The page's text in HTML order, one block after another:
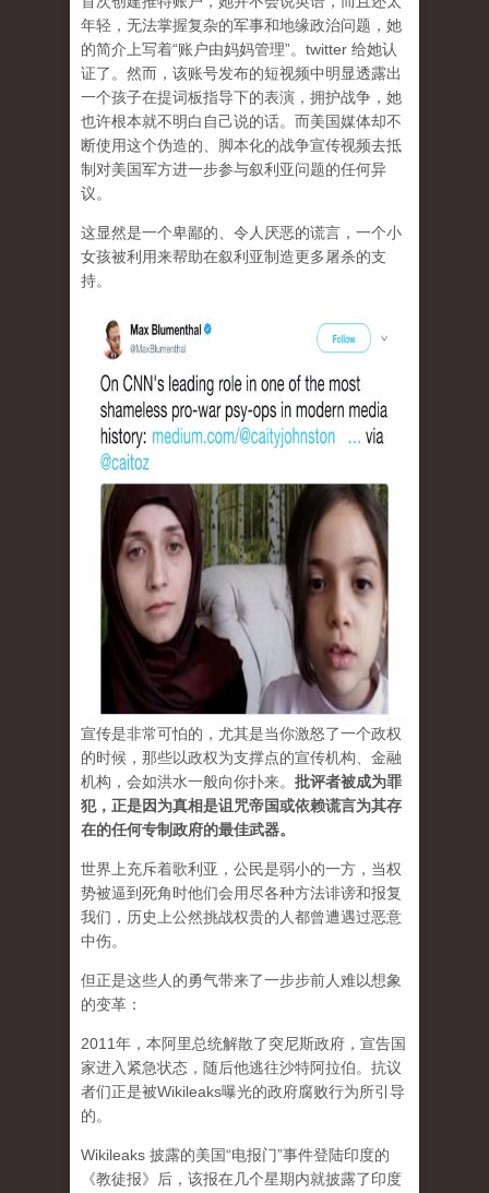
年轻，无法掌握复杂的军事和地缘政治问题，她
的简介上写着“账户由妈妈管理”。twitter 给她认
证了。然而，该账号发布的短视频中明显透露出
一个孩子在提词板指导下的表演，拥护战争，她
也许根本就不明白自己说的话。而美国媒体却不
断使用这个伪造的、脚本化的战争宣传视频去抵
制对美国军方进一步参与叙利亚问题的任何异
议。
这显然是一个卑鄙的、令人厌恶的谎言，一个小
女孩被利用来帮助在叙利亚制造更多屠杀的支
持。
宣传是非常可怕的，尤其是当你激怒了一个政权
的时候，那些以政权为支撑点的宣传机构、金融
机构，会如洪水一般向你扑来。 批评者被成为罪
犯，正是因为真相是诅咒帝国或依赖谎言为其存
在的任何专制政府的最佳武器。
世界上充斥着歌利亚，公民是弱小的一方，当权
势被逼到死角时他们会用尽各种方法诽谤和报复
我们，历史上公然挑战权贵的人都曾遭遇过恶意
中伤。
但正是这些人的勇气带来了一步步前人难以想象
的变革：
2011年，本阿里总统解散了突尼斯政府，宣告国
家进入紧急状态，随后他逃往沙特阿拉伯。抗议
者们正是被Wikileaks曝光的政府腐败行为所引导
的。
Wikileaks 披露的美国“电报门”事件登陆印度的
《教徒报》后，该报在几个星期内就披露了印度